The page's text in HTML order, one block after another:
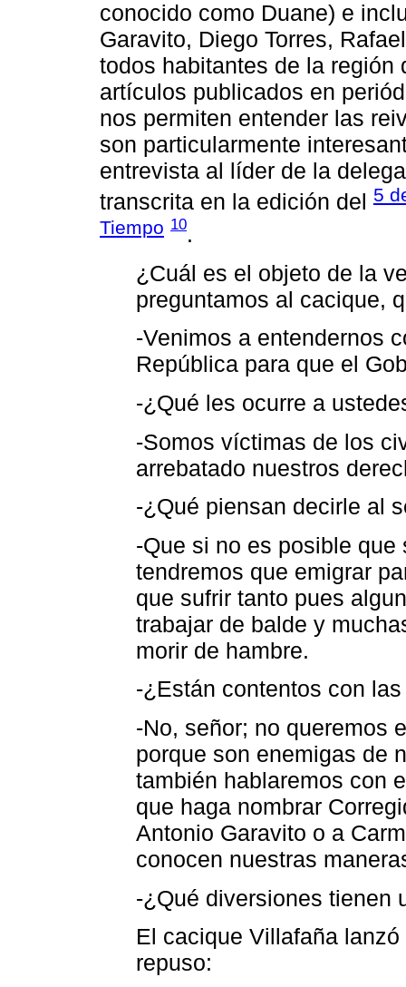
conocido como Duane) e
Garavito, Diego Torres,
todos habitantes de la región
artículos publicados en
nos permiten entender las
son particularmente
entrevista al líder de la
transcrita en la edición del 5
Tiempo 10.
¿Cuál es el objeto de la
preguntamos al cacique,
-Venimos a entendernos
República para que el
-¿Qué les ocurre a
-Somos víctimas de los
arrebatado nuestros
-¿Qué piensan decirle al
-Que si no es posible
tendremos que emigrar
que sufrir tanto pues
trabajar de balde y
morir de hambre.
-¿Están contentos con
-No, señor; no queremos
porque son enemigas de
también hablaremos con
que haga nombrar
Antonio Garavito o a
conocen nuestras
-¿Qué diversiones tienen
El cacique Villafaña
repuso: